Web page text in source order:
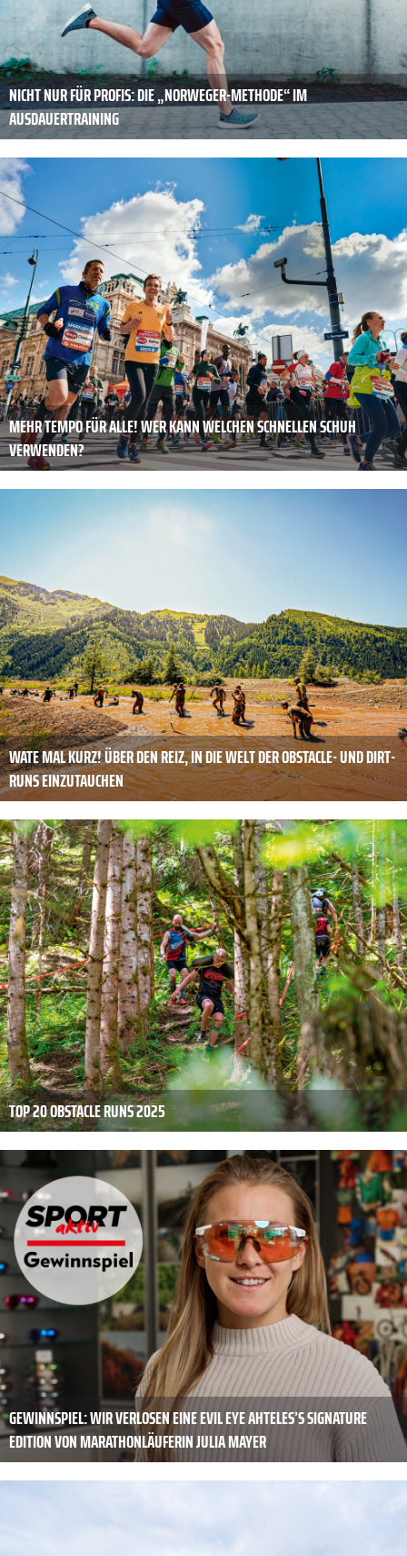
NICHT NUR FÜR PROFIS: DIE „NORWEGER-METHODE“ IM
AUSDAUERTRAINING
MEHR TEMPO FÜR ALLE! WER KANN WELCHEN SCHNELLEN SCHUH
VERWENDEN?
WATE MAL KURZ! ÜBER DEN REIZ, IN DIE WELT DER OBSTACLE- UND DIRT-
RUNS EINZUTAUCHEN
TOP 20 OBSTACLE RUNS 2025
GEWINNSPIEL: WIR VERLOSEN EINE EVIL EYE AHTELES’S SIGNATURE
EDITION VON MARATHONLÄUFERIN JULIA MAYER